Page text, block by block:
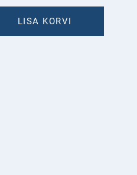
LISA KORVI